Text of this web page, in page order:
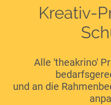
Kreativ-
Alle 'theakrino'
und an die